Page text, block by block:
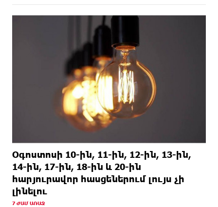
ԱՌԱՋ
ներկայացրել Թուրքիայում
Երևանյան լճում իրականացվել են մաքրման
Օգոստոսի 10-ին, 11-ին, 12-ին, 13-ին,
14-ին, 17-ին, 18-ին և 20-ին
հարյուրավոր հասցեներում լույս չի
լինելու
7 ԺԱՄ ԱՌԱՋ